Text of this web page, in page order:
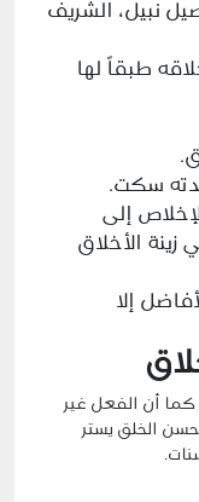
نبيل، الشريف
طبقاً لها
سكت.
إلى
زينة الأخلاق
إلا
كما أن الفعل غير
حسن الخلق يستر